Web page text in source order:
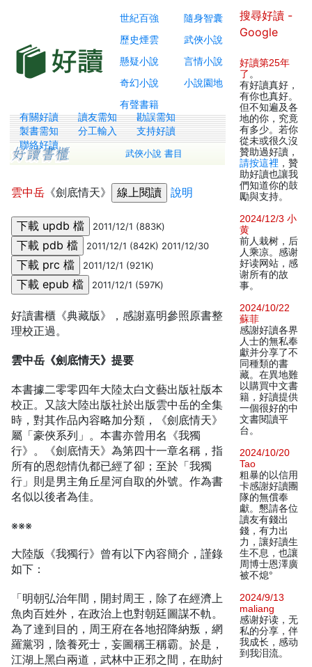
世紀百強
隨身智囊
歷史煙雲
武俠小說
懸疑小說
言情小說
奇幻小說
小說園地
有聲書籍
有關好讀 讀友需知
勘誤需知
製書需知
分工輸入
支持好讀
聯絡好讀
武俠小說 書目
雲中岳 《劍底情天》 說明
2011/12/1 (883K)
2011/12/1 (842K) 2011/12/30
2011/12/1 (921K)
2011/12/1 (597K)
好讀書櫃《典藏版》，感謝嘉明參照原書整
理校正過。
雲中岳《劍底情天》提要
本書據二零零四年大陸太白文藝出版社版本
校正。又該大陸出版社於出版雲中岳的全集
時，對其作品內容略加分類，《劍底情天》
屬「豪俠系列」。本書亦曾用名《我獨
行》。《劍底情天》為第四十一章名稱，指
所有的恩怨情仇都已經了卻；至於「我獨
行」則是男主角丘星河自取的外號。作為書
名似以後者為佳。
※※※
大陸版《我獨行》曾有以下內容簡介，謹錄
如下：
「明朝弘治年間，開封周王，除了在經濟上
魚肉百姓外，在政治上也對朝廷圖謀不軌。
為了達到目的，周王府在各地招降納叛，網
羅黨羽，陰養死士，妄圖稱王稱霸。於是，
江湖上黑白兩道，武林中正邪之間，在助紂
搜尋好讀 -
Google
好讀第25年
了 。
有好讀真好，
有你也真好。
但不知遍及各
地的你，究竟
有多少。若你
從未或很久沒
贊助過好讀，
請按這裡 ，贊
助好讀也讓我
們知道你的鼓
勵與支持。
2024/12/3 小
黄
前人栽树，后
人乘凉。感谢
好读网站，感
谢所有的故
事。
2024/10/22
蘇菲
感謝好讀各界
人士的無私奉
獻并分享了不
同種類的書
藏。在異地難
以購買中文書
籍，好讀提供
一個很好的中
文書閱讀平
台。
2024/10/20
Tao
粗暴的以信用
卡感謝好讀團
隊的無償奉
獻。懇請各位
讀友有錢出
錢，有力出
力，讓好讀生
生不息，也讓
周博士恩澤廣
被不熄°
2024/9/13
maliang
感谢好读，无
私的分享，伴
我成长，感动
到我泪流。